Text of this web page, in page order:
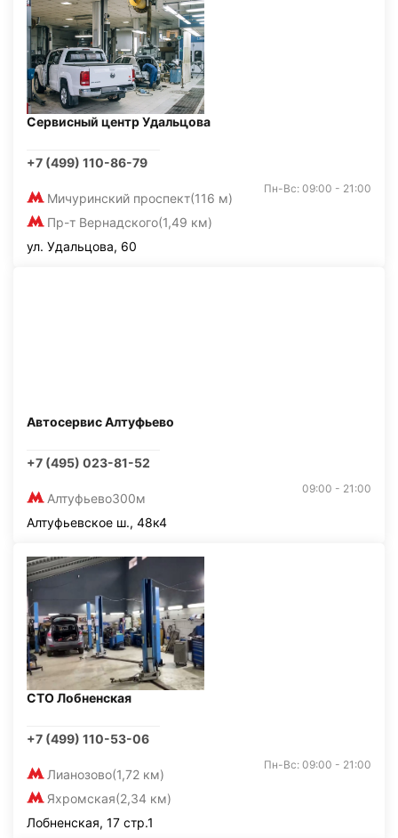
Сервисный центр Удальцова
+7 (499) 110-86-79
Мичуринский проспект(116 м)
Пр-т Вернадского(1,49 км)
Пн-Вс: 09:00 - 21:00
ул. Удальцова, 60
Автосервис Алтуфьево
+7 (495) 023-81-52
Алтуфьево300м
09:00 - 21:00
Алтуфьевское ш., 48к4
СТО Лобненская
+7 (499) 110-53-06
Лианозово(1,72 км)
Яхромская(2,34 км)
Пн-Вс: 09:00 - 21:00
Лобненская, 17 стр.1